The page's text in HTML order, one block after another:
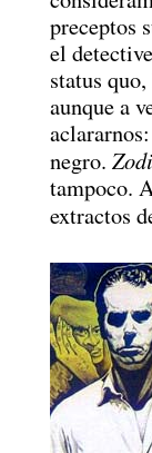
preceptos
el
status
aunque a
negro.
tampoco.
extractos